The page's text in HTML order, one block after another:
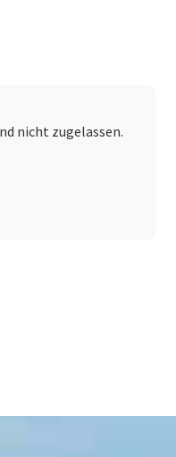
nicht zugelassen.